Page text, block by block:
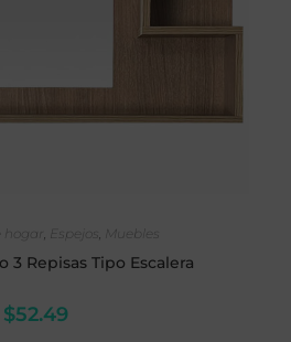
Espejos Muebles
3 Repisas Tipo Escalera
$52.49